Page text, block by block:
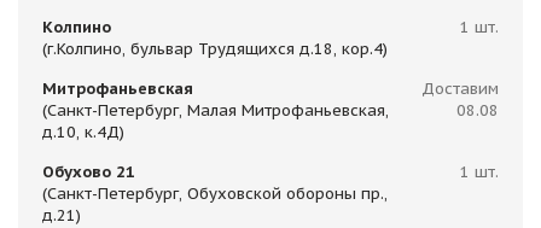
Колпино
(г.Колпино, бульвар Трудящихся д.18, кор.4)
1 шт.
Митрофаньевская
(Санкт-Петербург, Малая Митрофаньевская,
д.10, к.4Д)
Доставим
08.08
Обухово 21
(Санкт-Петербург, Обуховской обороны пр.,
д.21)
1 шт.